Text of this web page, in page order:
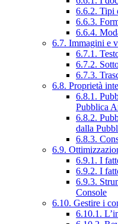
6.6.2. Tipi
6.6.3.
6.6.4.
6.7. Immagini e
6.7.1.
6.7.2.
6.7.3.
6.8. Proprietà
6.8.1.
Pubblica
6.8.2.
dalla
6.8.3.
6.9.
6.9.1. I
6.9.2. I
6.9.3.
Console
6.10. Gestire i
6.10.1.